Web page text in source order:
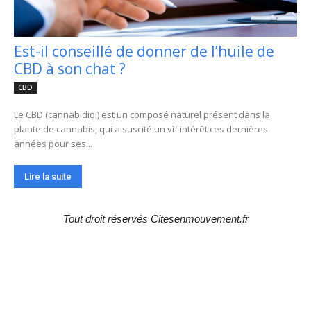
Est-il conseillé de donner de l’huile de
CBD à son chat ?
CBD
Le CBD (cannabidiol) est un composé naturel présent dans la
plante de cannabis, qui a suscité un vif intérêt ces dernières
années pour ses...
Lire la suite
Tout droit réservés Citesenmouvement.fr